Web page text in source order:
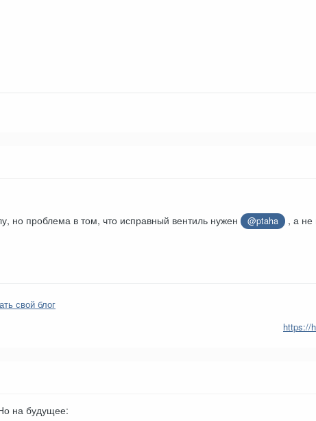
но проблема в том, что исправный вентиль нужен
@ptaha
, а не
свой блог
https://
на будущее: